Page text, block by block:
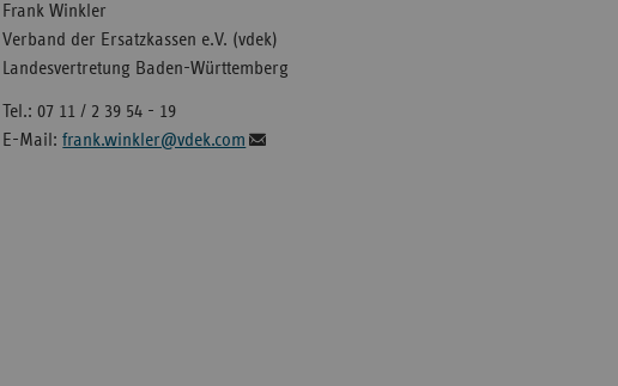
Frank Winkler
Verband der Ersatzkassen e.V. (vdek)
Landesvertretung Baden-Württemberg
Tel.: 07 11 / 2 39 54 - 19
E-Mail:frank.winkler@vdek.com